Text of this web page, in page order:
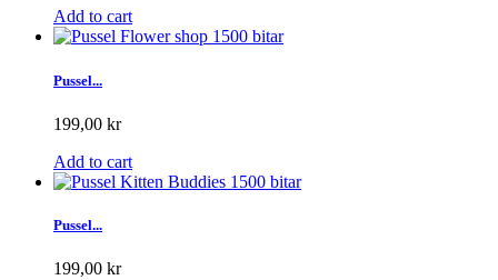
Add to cart
Pussel...
199,00 kr
Add to cart
Pussel...
199,00 kr